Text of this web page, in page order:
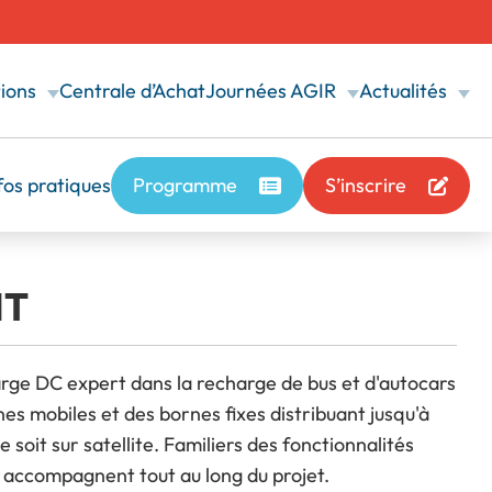
secteur de la
Calendrier
Toutes nos prochaines formations
Centrale d’AchatJournées AGIR
et sujets de conférences
moments de convivialité
techniques
réalisations des territoires
Actualités
Toutes nos actualités
l'expo
des Journées AGIR
Exposant
question, une réponse
pratiques Programme S’inscrire
DC expert dans la recharge de bus et d'autocars
mobiles et des bornes fixes distribuant jusqu'à
soit sur satellite. Familiers des fonctionnalités
tout au long du projet.